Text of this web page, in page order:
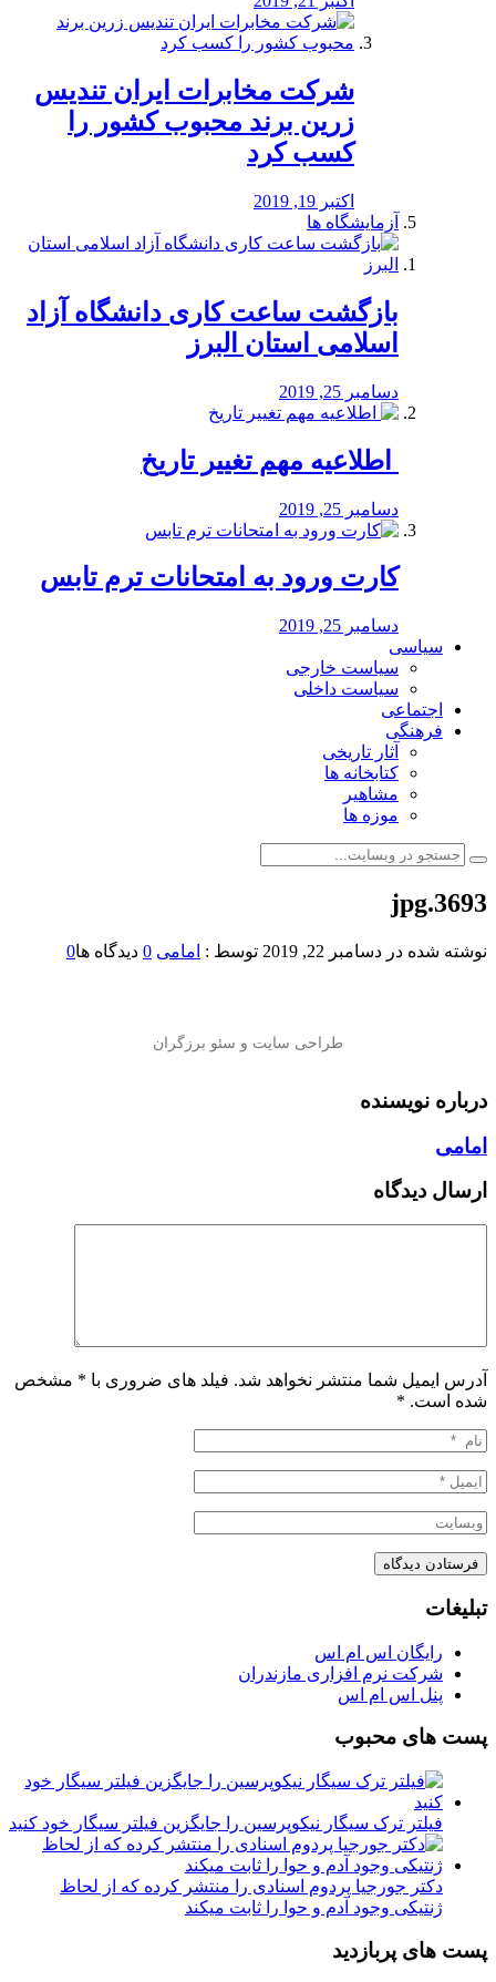
شرکت مخابرات ایران تندیس
زرین برند محبوب کشور را
کسب کرد
اکتبر 19, 2019
آزمایشگاه ها
بازگشت ساعت کاری دانشگاه آزاد
اسلامی استان البرز
دسامبر 25, 2019
️ اطلاعیه مهم تغییر تاریخ
دسامبر 25, 2019
کارت ورود به امتحانات ترم تابس
دسامبر 25, 2019
سیاسی
سیاست خارجی
سیاست داخلی
اجتماعی
فرهنگی
آثار تاریخی
کتابخانه ها
مشاهیر
موزه ها
3693.jpg
نوشته شده در دسامبر 22, 2019 توسط : امامی 0 دیدگاه ها0
درباره نویسنده
امامی
ارسال دیدگاه
آدرس ایمیل شما منتشر نخواهد شد. فیلد های ضروری با * مشخص
شده است. *
تبلیغات
رایگان اس ام اس
شرکت نرم افزاری مازندران
پنل اس ام اس
پست های محبوب
فیلتر ترک سیگار نیکوپرسین را جایگزین فیلتر سیگار خود کنید
دکتر جورجیا پردوم اسنادی را منتشر کرده که از لحاظ
ژنتیکی وجود آدم و حوا را ثابت میکند
پست های پربازدید